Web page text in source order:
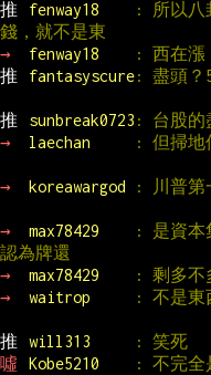
推
fenway18
: 所以八
錢，就不是東
→
fenway18
: 西在漲
推
fantasyscure: 盡頭？
推 sunbreak0723 : 台股的
→
laechan : 但掃地
→ koreawargod : 川普第
→ max78429
: 是資本
認為牌還
→
max78429
: 剩多不
→
waitrop : 不是東
推 will313
: 笑死
噓
Kobe5210
: 不完全